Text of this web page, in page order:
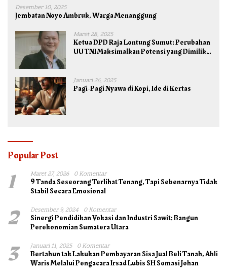
Desember 10, 2025
Jembatan Noyo Ambruk, Warga Menanggung
Maret 28, 2025
Ketua DPD Raja Lontung Sumut: Perubahan
UU TNI Maksimalkan Potensi yang Dimiliki
Januari 26, 2025
Pagi-Pagi Nyawa di Kopi, Ide di Kertas
Popular Post
1 Maret 27, 2026 0 Komentar
9 Tanda Seseorang Terlihat Tenang, Tapi Sebenarnya Tidak
Stabil Secara Emosional
2 Desember 9, 2024 0 Komentar
Sinergi Pendidikan Vokasi dan Industri Sawit: Bangun
Perekonomian Sumatera Utara
3 Januari 11, 2025 0 Komentar
Bertahun tak Lakukan Pembayaran Sisa Jual Beli Tanah, Ahli
Waris Melalui Pengacara Irsad Lubis SH Somasi Johan